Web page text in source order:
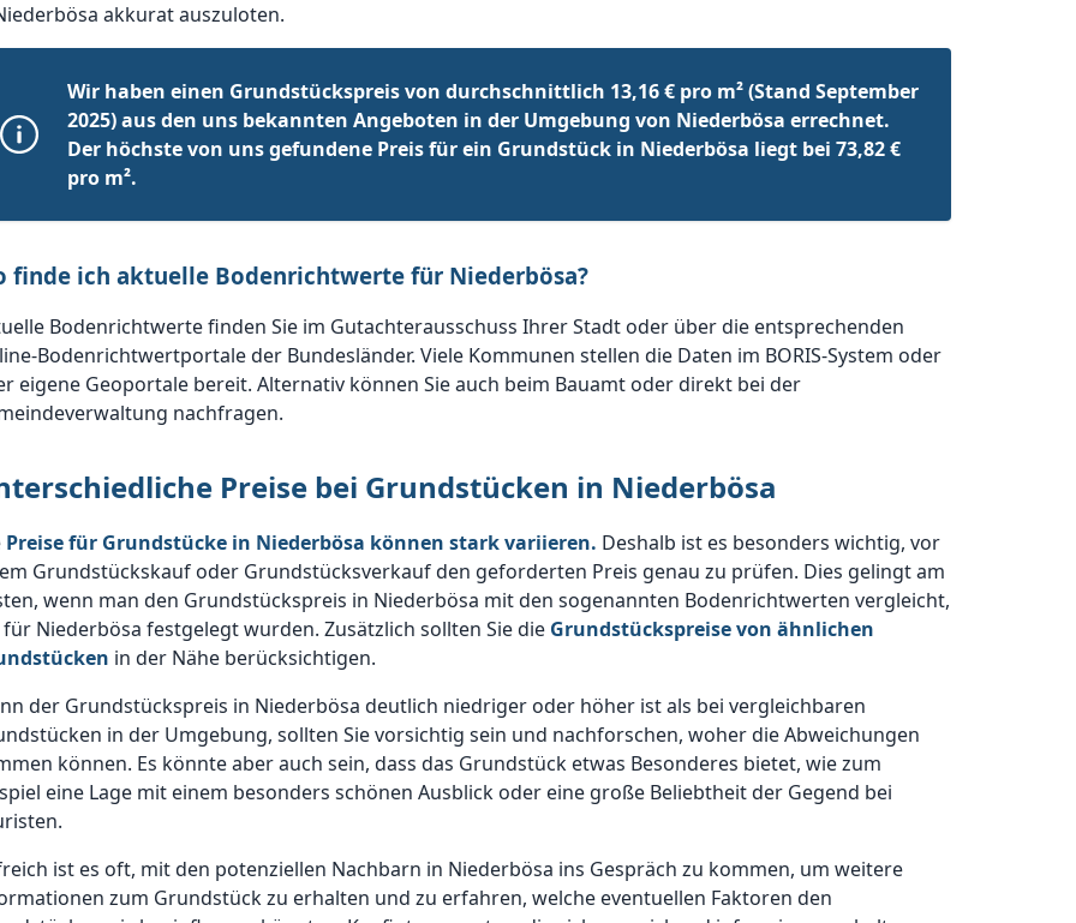
akkurat auszuloten.
Wir haben einen Grundstückspreis von durchschnittlich 13,16 € pro m² (Stand September
2025) aus den uns bekannten Angeboten in der Umgebung von Niederbösa errechnet.
Der höchste von uns gefundene Preis für ein Grundstück in Niederbösa liegt bei 73,82 €
pro m².
finde ich aktuelle Bodenrichtwerte für Niederbösa?
Bodenrichtwerte finden Sie im Gutachterausschuss Ihrer Stadt oder über die entsprechenden
Bodenrichtwertportale der Bundesländer. Viele Kommunen stellen die Daten im BORIS-System oder
eigene Geoportale bereit. Alternativ können Sie auch beim Bauamt oder direkt bei der
nachfragen.
Preise bei Grundstücken in Niederbösa
Preise für Grundstücke in Niederbösa können stark variieren. Deshalb ist es besonders wichtig, vor
Grundstückskauf oder Grundstücksverkauf den geforderten Preis genau zu prüfen. Dies gelingt am
wenn man den Grundstückspreis in Niederbösa mit den sogenannten Bodenrichtwerten vergleicht,
Niederbösa festgelegt wurden. Zusätzlich sollten Sie die Grundstückspreise von ähnlichen
in der Nähe berücksichtigen.
der Grundstückspreis in Niederbösa deutlich niedriger oder höher ist als bei vergleichbaren
in der Umgebung, sollten Sie vorsichtig sein und nachforschen, woher die Abweichungen
können. Es könnte aber auch sein, dass das Grundstück etwas Besonderes bietet, wie zum
eine Lage mit einem besonders schönen Ausblick oder eine große Beliebtheit der Gegend bei
ist es oft, mit den potenziellen Nachbarn in Niederbösa ins Gespräch zu kommen, um weitere
zum Grundstück zu erhalten und zu erfahren, welche eventuellen Faktoren den